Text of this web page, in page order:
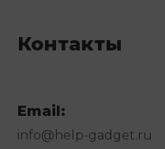
Контакты
Email:
info@help-gadget.ru